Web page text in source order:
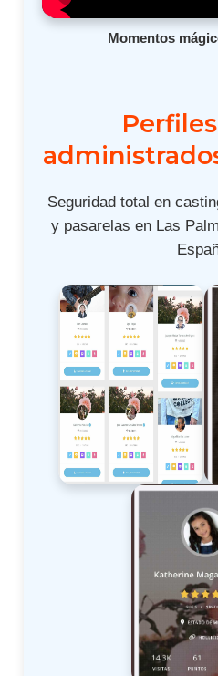
Momentos
Seguridad total en
y pasarelas en Las